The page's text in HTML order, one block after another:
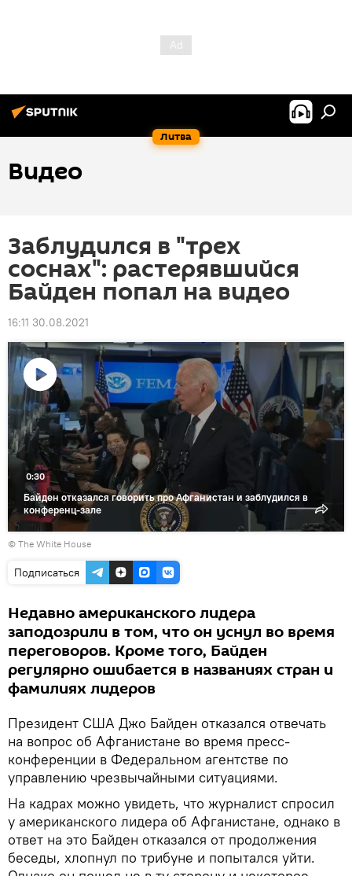
Литва
Видео
Заблудился в "трех
соснах": растерявшийся
Байден попал на видео
16:11 30.08.2021
Воспроизвести
видео
Байден отказался говорить про Афганистан и заблудился в
конференц-зале
0:30
© The White House
Подписаться
Недавно американского лидера
заподозрили в том, что он уснул во время
переговоров. Кроме того, Байден
регулярно ошибается в названиях стран и
фамилиях лидеров
Президент США Джо Байден отказался отвечать
на вопрос об Афганистане во время пресс-
конференции в Федеральном агентстве по
управлению чрезвычайными ситуациями.
На кадрах можно увидеть, что журналист спросил
у американского лидера об Афганистане, однако в
ответ на это Байден отказался от продолжения
беседы, хлопнул по трибуне и попытался уйти.